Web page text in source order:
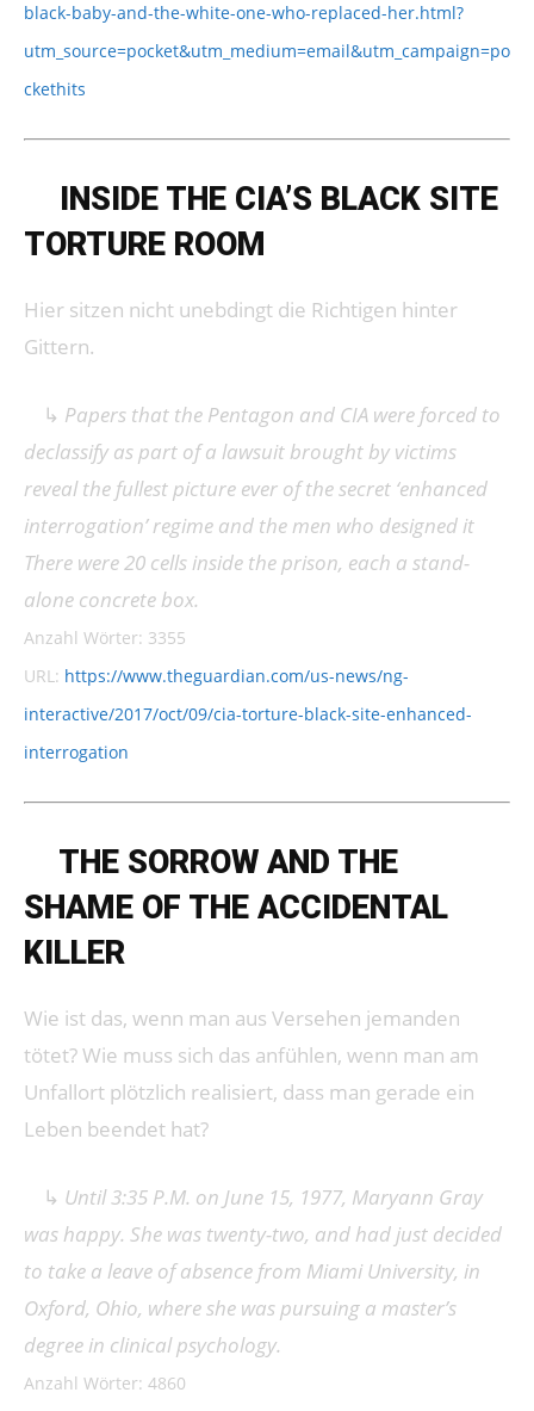
black-baby-and-the-white-one-who-replaced-her.html?
utm_source=pocket&utm_medium=email&utm_campaign=po
ckethits
INSIDE THE CIA’S BLACK SITE
TORTURE ROOM
Hier sitzen nicht unebdingt die Richtigen hinter
Gittern.
↳ Papers that the Pentagon and CIA were forced to
declassify as part of a lawsuit brought by victims
reveal the fullest picture ever of the secret ‘enhanced
interrogation’ regime and the men who designed it
There were 20 cells inside the prison, each a stand-
alone concrete box.
Anzahl Wörter: 3355
URL: https://www.theguardian.com/us-news/ng-
interactive/2017/oct/09/cia-torture-black-site-enhanced-
interrogation
THE SORROW AND THE
SHAME OF THE ACCIDENTAL
KILLER
Wie ist das, wenn man aus Versehen jemanden
tötet? Wie muss sich das anfühlen, wenn man am
Unfallort plötzlich realisiert, dass man gerade ein
Leben beendet hat?
↳ Until 3:35 P.M. on June 15, 1977, Maryann Gray
was happy. She was twenty-two, and had just decided
to take a leave of absence from Miami University, in
Oxford, Ohio, where she was pursuing a master’s
degree in clinical psychology.
Anzahl Wörter: 4860